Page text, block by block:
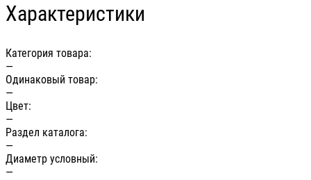
Характеристики
Категория товара:
—
Одинаковый товар:
—
Цвет:
—
Раздел каталога:
—
Диаметр условный:
—